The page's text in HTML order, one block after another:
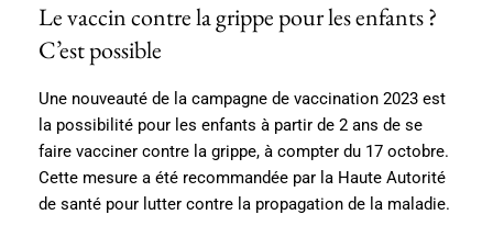
Le vaccin contre la grippe pour les enfants ?
C’est possible
Une nouveauté de la campagne de vaccination 2023 est
la possibilité pour les enfants à partir de 2 ans de se
faire vacciner contre la grippe, à compter du 17 octobre.
Cette mesure a été recommandée par la Haute Autorité
de santé pour lutter contre la propagation de la maladie.